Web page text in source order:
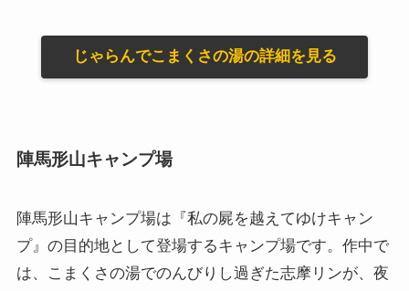
じゃらんでこまくさの湯の詳細を見る
陣馬形山キャンプ場
陣馬形山キャンプ場は『私の屍を越えてゆけキャン
プ』の目的地として登場するキャンプ場です。作中で
は、こまくさの湯でのんびりし過ぎた志摩リンが、夜